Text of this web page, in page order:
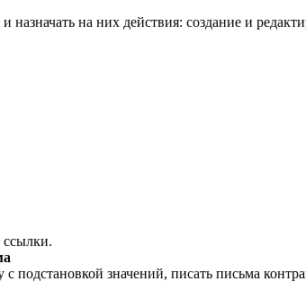
на них действия: создание и
ссылки.
значений, писать письма